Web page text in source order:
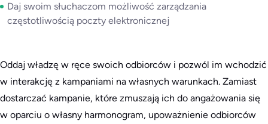
Daj swoim słuchaczom możliwość zarządzania
częstotliwością poczty elektronicznej
Oddaj władzę w ręce swoich odbiorców i pozwól im wchodzić
w interakcję z kampaniami na własnych warunkach. Zamiast
dostarczać kampanie, które zmuszają ich do angażowania się
w oparciu o własny harmonogram, upoważnienie odbiorców